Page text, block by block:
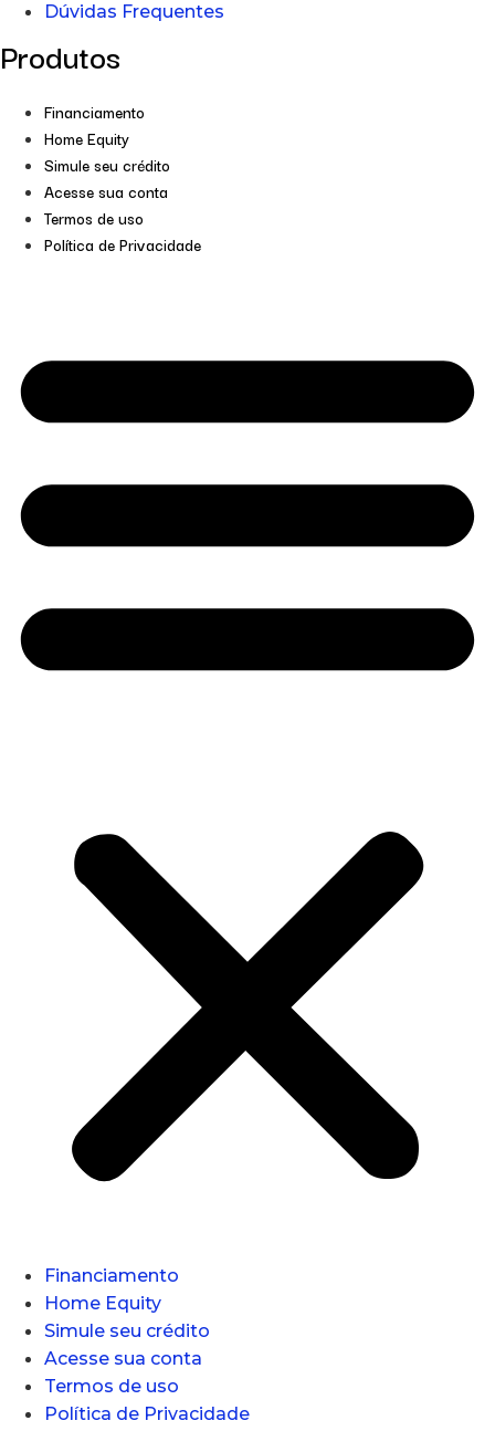
Dúvidas Frequentes
Produtos
Financiamento
Home Equity
Simule seu crédito
Acesse sua conta
Termos de uso
Política de Privacidade
Financiamento
Home Equity
Simule seu crédito
Acesse sua conta
Termos de uso
Política de Privacidade